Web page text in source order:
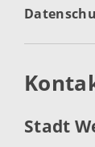
Stadt